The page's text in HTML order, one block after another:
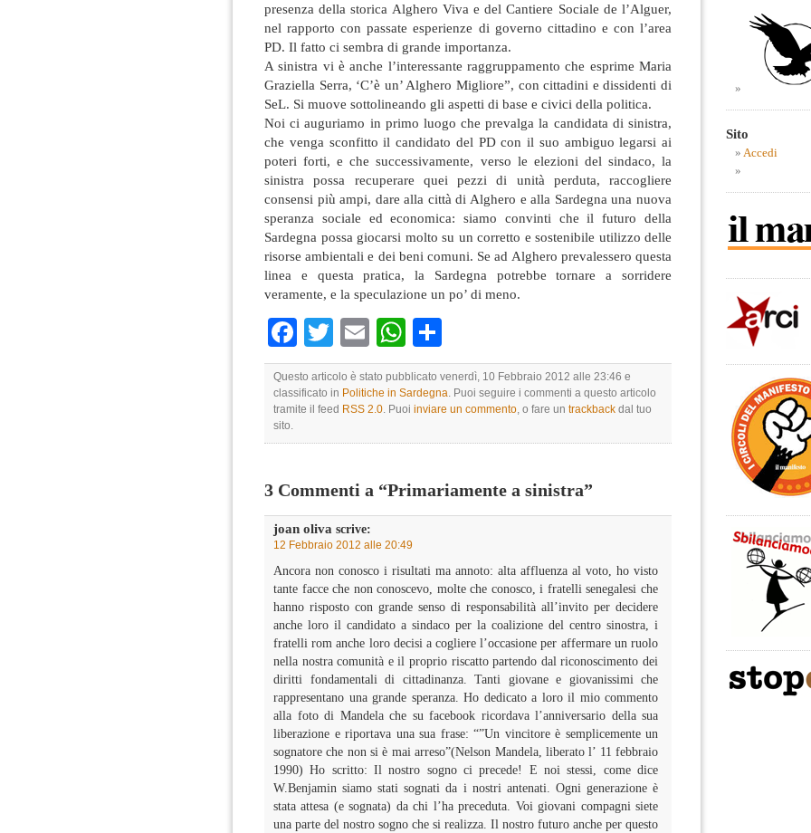
presenza della storica Alghero Viva e del Cantiere Sociale de l’Alguer,
nel rapporto con passate esperienze di governo cittadino e con l’area
PD. Il fatto ci sembra di grande importanza.
A sinistra vi è anche l’interessante raggruppamento che esprime Maria
Graziella Serra, ‘C’è un’ Alghero Migliore”, con cittadini e dissidenti di
SeL. Si muove sottolineando gli aspetti di base e civici della politica.
Noi ci auguriamo in primo luogo che prevalga la candidata di sinistra,
che venga sconfitto il candidato del PD con il suo ambiguo legarsi ai
poteri forti, e che successivamente, verso le elezioni del sindaco, la
sinistra possa recuperare quei pezzi di unità perduta, raccogliere
consensi più ampi, dare alla città di Alghero e alla Sardegna una nuova
speranza sociale ed economica: siamo convinti che il futuro della
Sardegna possa giocarsi molto su un corretto e sostenibile utilizzo delle
risorse ambientali e dei beni comuni. Se ad Alghero prevalessero questa
linea e questa pratica, la Sardegna potrebbe tornare a sorridere
veramente, e la speculazione un po’ di meno.
Facebook
TwitterEmailWhatsApp
Questo articolo è stato pubblicato venerdì, 10 Febbraio 2012 alle 23:46 e
classificato in Politiche in Sardegna. Puoi seguire i commenti a questo articolo
tramite il feed RSS 2.0. Puoi inviare un commento, o fare un trackback dal tuo
sito.
3 Commenti a “Primariamente a sinistra”
joan oliva scrive:
12 Febbraio 2012 alle 20:49
Ancora non conosco i risultati ma annoto: alta affluenza al voto, ho visto
tante facce che non conoscevo, molte che conosco, i fratelli senegalesi che
hanno risposto con grande senso di responsabilità all’invito per decidere
anche loro il candidato a sindaco per la coalizione del centro sinostra, i
fratelli rom anche loro decisi a cogliere l’occasione per affermare un ruolo
nella nostra comunità e il proprio riscatto partendo dal riconoscimento dei
diritti fondamentali di cittadinanza. Tanti giovane e giovanissimi che
rappresentano una grande speranza. Ho dedicato a loro il mio commento
alla foto di Mandela che su facebook ricordava l’anniversario della sua
liberazione e riportava una sua frase: “”Un vincitore è semplicemente un
sognatore che non si è mai arreso”(Nelson Mandela, liberato l’ 11 febbraio
1990) Ho scritto: Il nostro sogno ci precede! E noi stessi, come dice
W.Benjamin siamo stati sognati da i nostri antenati. Ogni generazione è
stata attesa (e sognata) da chi l’ha preceduta. Voi giovani compagni siete
una parte del nostro sogno che si realizza. Il nostro futuro anche per questo
Sito
Accedi